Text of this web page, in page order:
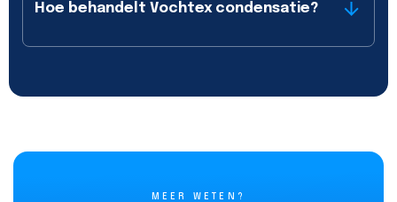
Hoe behandelt Vochtex condensatie?
MEER WETEN?